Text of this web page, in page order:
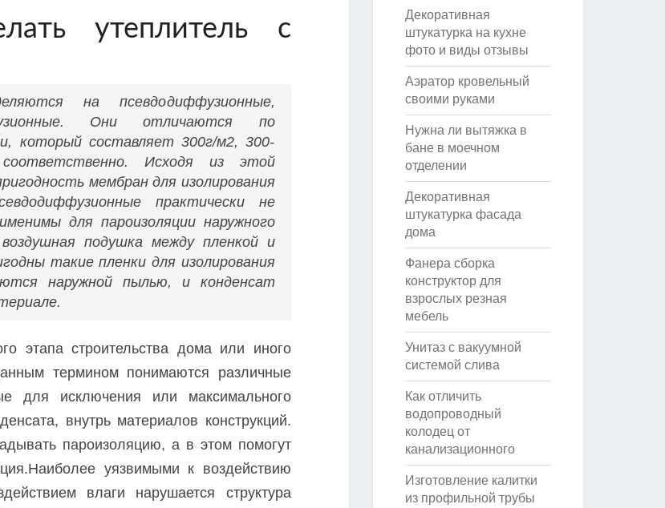
утеплитель с
на псевдодиффузионные,
Они отличаются по
который составляет 300г/м2, 300-
Исходя из этой
мембран для изолирования
практически не
для пароизоляции наружного
подушка между пленкой и
такие пленки для изолирования
наружной пылью, и конденсат
этапа строительства дома или иного
термином понимаются различные
для исключения или максимального
внутрь материалов конструкций.
пароизоляцию, а в этом помогут
уязвимыми к воздействию
влаги нарушается структура
Декоративная
штукатурка на кухне
фото и виды отзывы
Аэратор кровельный
своими руками
Нужна ли вытяжка в
бане в моечном
отделении
Декоративная
штукатурка фасада
дома
Фанера сборка
конструктор для
взрослых резная
мебель
Унитаз с вакуумной
системой слива
Как отличить
водопроводный
колодец от
канализационного
Изготовление калитки
из профильной трубы